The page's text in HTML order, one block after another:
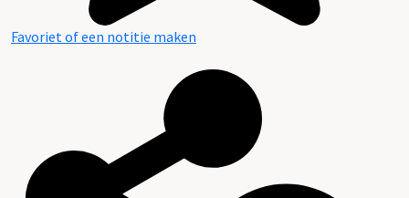
Favoriet of een notitie maken